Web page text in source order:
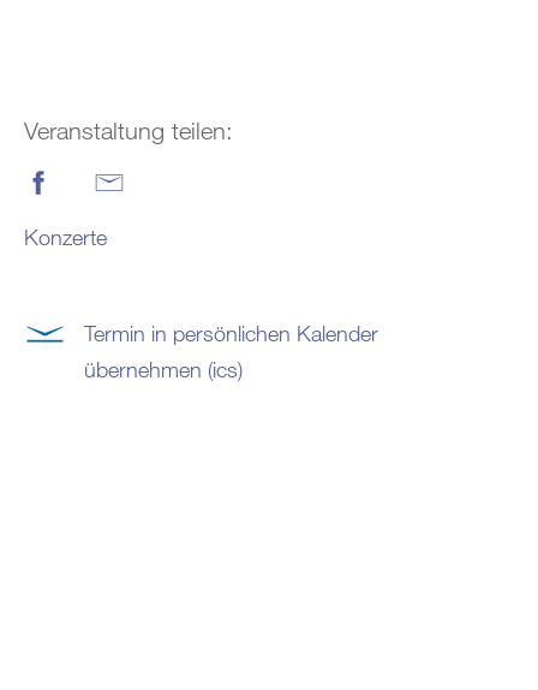
Veranstaltung teilen:
Konzerte
Termin in persönlichen Kalender
übernehmen (ics)